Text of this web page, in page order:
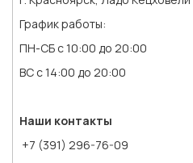
График работы:
ПН-СБ с 10:00 до 20:00
ВС с 14:00 до 20:00
Наши контакты
+7 (391) 296-76-09